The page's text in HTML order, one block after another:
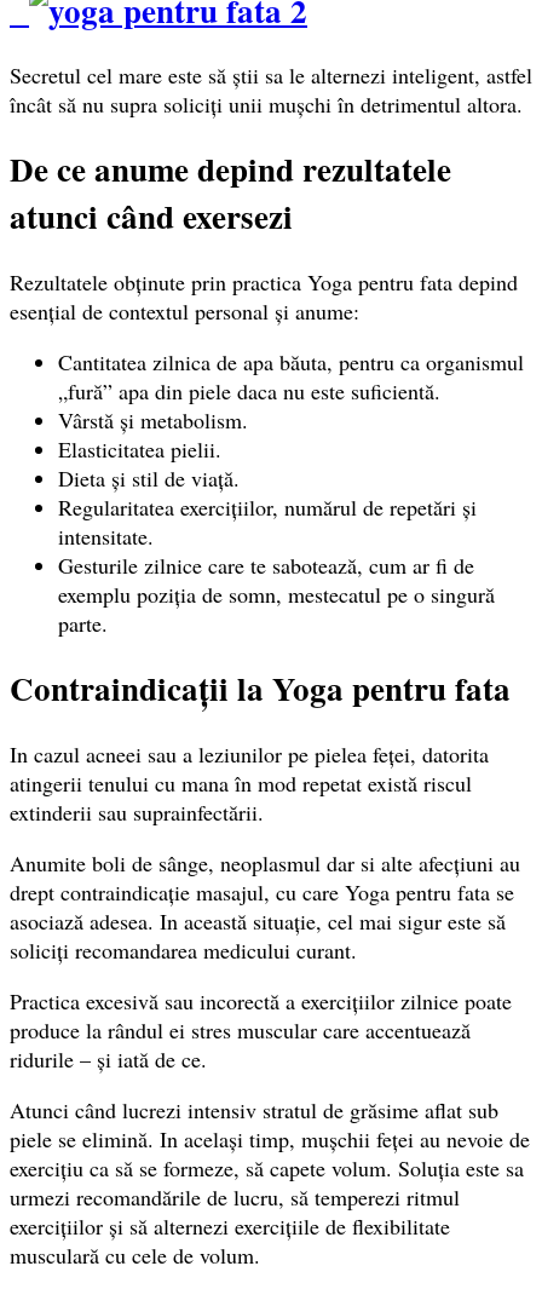
Secretul cel mare este să știi sa le alternezi inteligent, astfel
încât să nu supra soliciți unii mușchi în detrimentul altora.
De ce anume depind rezultatele
atunci când exersezi
Rezultatele obținute prin practica Yoga pentru fata depind
esențial de contextul personal și anume:
Cantitatea zilnica de apa băuta, pentru ca organismul
„fură” apa din piele daca nu este suficientă.
Vârstă și metabolism.
Elasticitatea pielii.
Dieta și stil de viață.
Regularitatea exercițiilor, numărul de repetări și
intensitate.
Gesturile zilnice care te sabotează, cum ar fi de
exemplu poziția de somn, mestecatul pe o singură
parte.
Contraindicații la Yoga pentru fata
In cazul acneei sau a leziunilor pe pielea feței, datorita
atingerii tenului cu mana în mod repetat există riscul
extinderii sau suprainfectării.
Anumite boli de sânge, neoplasmul dar si alte afecțiuni au
drept contraindicație masajul, cu care Yoga pentru fata se
asociază adesea. In această situație, cel mai sigur este să
soliciți recomandarea medicului curant.
Practica excesivă sau incorectă a exercițiilor zilnice poate
produce la rândul ei stres muscular care accentuează
ridurile – și iată de ce.
Atunci când lucrezi intensiv stratul de grăsime aflat sub
piele se elimină. In același timp, mușchii feței au nevoie de
exercițiu ca să se formeze, să capete volum. Soluția este sa
urmezi recomandările de lucru, să temperezi ritmul
exercițiilor și să alternezi exercițiile de flexibilitate
musculară cu cele de volum.